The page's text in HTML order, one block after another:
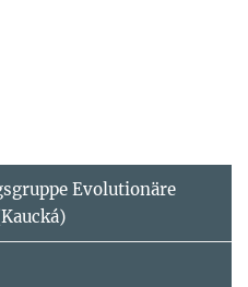
Evolutionäre